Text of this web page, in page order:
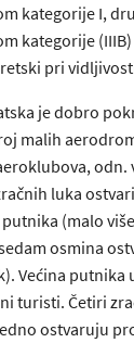
kategorije I,
kategorije
pri
je dobro
malih
odn.
luka
(malo
osmina
Većina putnika
turisti. Četiri
ostvaruju